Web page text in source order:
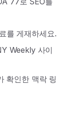
를 게재하세요.
Weekly 사이
확인한 맥락 링